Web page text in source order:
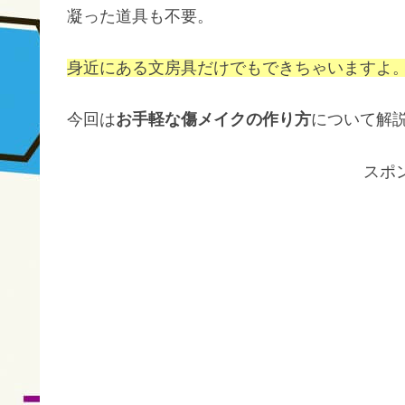
凝った道具も不要。
身近にある文房具だけでもできちゃいますよ。
今回はお手軽な傷メイクの作り方について解
スポ